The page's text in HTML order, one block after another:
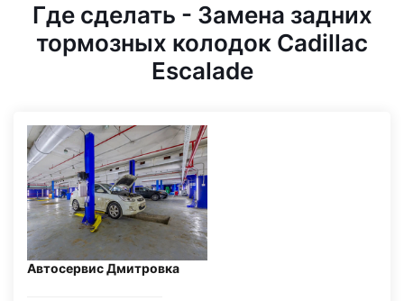
Где сделать - Замена задних
тормозных колодок Cadillac
Escalade
Автосервис Дмитровка